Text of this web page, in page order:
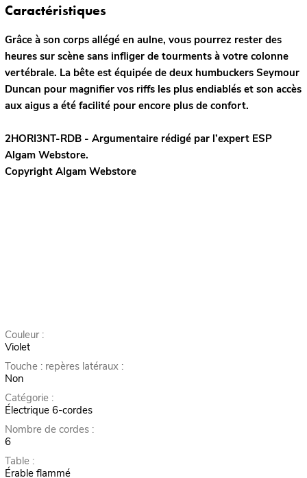
Caractéristiques
Grâce à son corps allégé en aulne, vous pourrez rester des
heures sur scène sans infliger de tourments à votre colonne
vertébrale. La bête est équipée de deux humbuckers Seymour
Duncan pour magnifier vos riffs les plus endiablés et son accès
aux aigus a été facilité pour encore plus de confort.
2HORI3NT-RDB - Argumentaire rédigé par l’expert ESP
Algam Webstore.
Copyright Algam Webstore
Couleur :
Violet
Touche : repères latéraux :
Non
Catégorie :
Électrique 6-cordes
Nombre de cordes :
6
Table :
Érable flammé